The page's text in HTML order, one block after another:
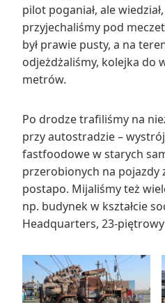
pilot poganiał, ale
przyjechaliśmy pod
był prawie pusty, a na
odjeżdżaliśmy, kolejka do
metrów.
Po drodze trafiliśmy na
przy autostradzie –
fastfoodowe w starych
przerobionych na pojazdy
postapo. Mijaliśmy też
np. budynek w kształcie
Headquarters, 23-